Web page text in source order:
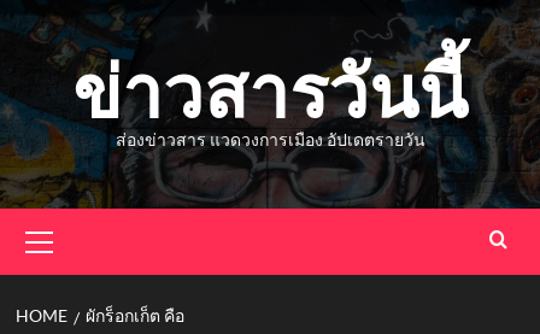
Skip
ข่าวสารวันนี้
ส่องข่าวสาร แวดวงการเมือง อัปเดตรายวัน
Menu
HOME ผักร็อกเก็ต คือ